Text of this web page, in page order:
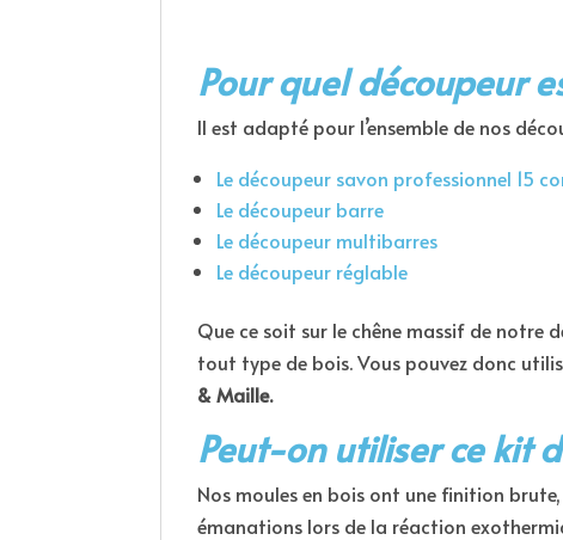
Pour quel découpeur
Il est adapté pour l’ensemble de nos
Le découpeur savon professionnel 15
Le découpeur barre
Le découpeur multibarres
Le découpeur réglable
Que ce soit sur le chêne massif de notre
tout type de bois. Vous pouvez donc
& Maille.
Peut-on utiliser ce kit
Nos moules en bois ont une finition
émanations lors de la réaction